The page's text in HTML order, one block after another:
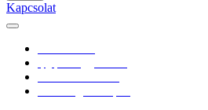
Kapcsolat